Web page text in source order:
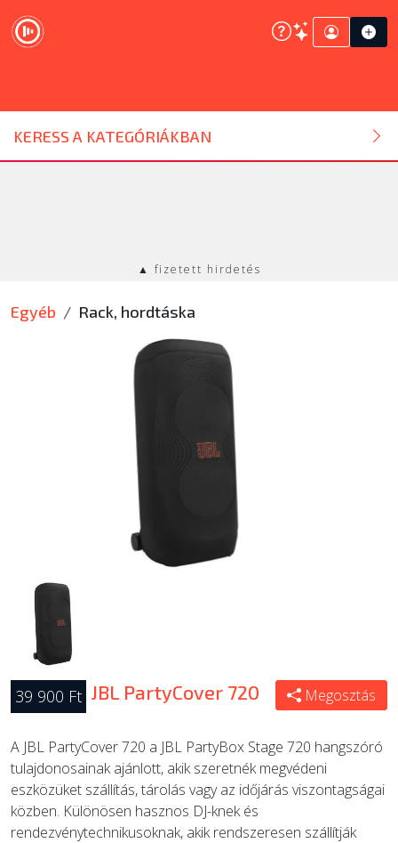
KERESS A KATEGÓRIÁKBAN
DJ ESZKÖZ
HANGTECHNIKA
EGYÉB
▲ fizetett hirdetés
Egyéb Rack, hordtáska
39 900 Ft JBL PartyCover 720 Megosztás
A JBL PartyCover 720 a JBL PartyBox Stage 720 hangszóró
tulajdonosainak ajánlott, akik szeretnék megvédeni
eszközüket szállítás, tárolás vagy az időjárás viszontagságai
közben. Különösen hasznos DJ-knek és
rendezvénytechnikusoknak, akik rendszeresen szállítják